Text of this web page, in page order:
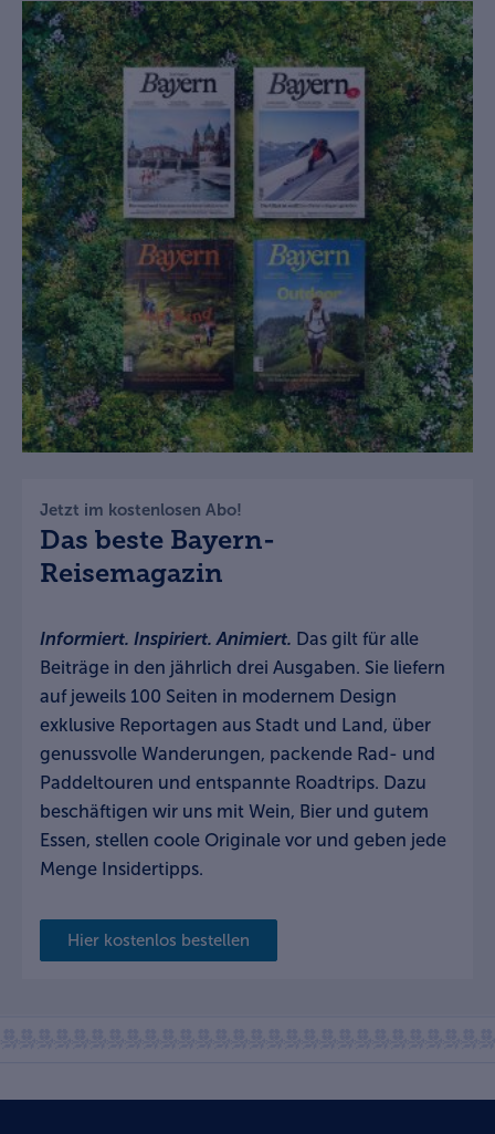
Jetzt im kostenlosen Abo!
Das beste Bayern-
Reisemagazin
Informiert. Inspiriert. Animiert. Das gilt für alle
Beiträge in den jährlich drei Ausgaben. Sie liefern
auf jeweils 100 Seiten in modernem Design
exklusive Reportagen aus Stadt und Land, über
genussvolle Wanderungen, packende Rad- und
Paddeltouren und entspannte Roadtrips. Dazu
beschäftigen wir uns mit Wein, Bier und gutem
Essen, stellen coole Originale vor und geben jede
Menge Insidertipps.
Hier kostenlos bestellen